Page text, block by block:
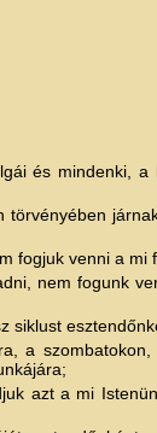
és mindenki,
fogjuk venni a mi
nem fogunk
a
azt a mi